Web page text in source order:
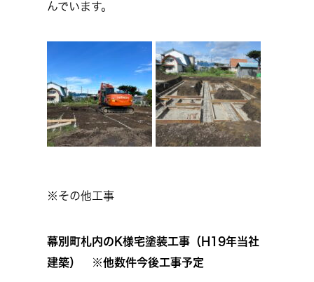
んでいます。
※その他工事
幕別町札内のK様宅塗装工事（H19年当社
建築） ※他数件今後工事予定